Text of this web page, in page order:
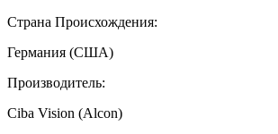
Страна Происхождения:
Германия (США)
Производитель:
Ciba Vision (Alcon)